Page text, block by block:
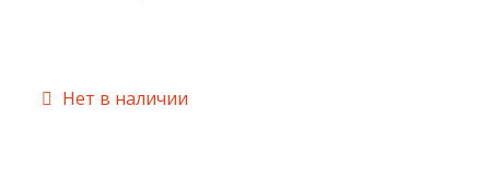
Нет в наличии